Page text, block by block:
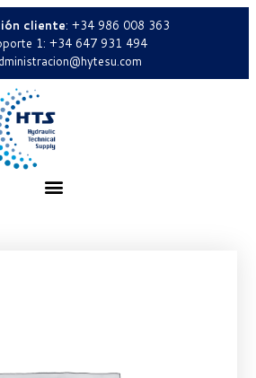
cliente: +34 986 008 363
1: +34 647 931 494